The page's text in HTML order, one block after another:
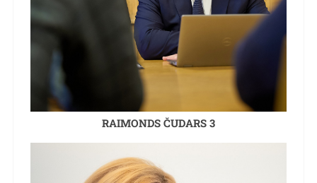
RAIMONDS ČUDARS 3